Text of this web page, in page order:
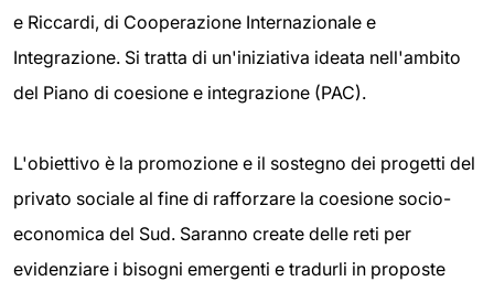
e Riccardi, di Cooperazione Internazionale e
Integrazione. Si tratta di un'iniziativa ideata nell'ambito
del Piano di coesione e integrazione (PAC).
L'obiettivo è la promozione e il sostegno dei progetti del
privato sociale al fine di rafforzare la coesione socio-
economica del Sud. Saranno create delle reti per
evidenziare i bisogni emergenti e tradurli in proposte